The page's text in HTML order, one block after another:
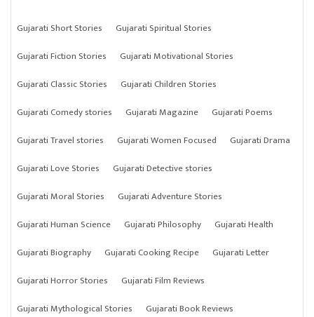
Gujarati Short Stories
Gujarati Spiritual Stories
Gujarati Fiction Stories
Gujarati Motivational Stories
Gujarati Classic Stories
Gujarati Children Stories
Gujarati Comedy stories
Gujarati Magazine
Gujarati Poems
Gujarati Travel stories
Gujarati Women Focused
Gujarati Drama
Gujarati Love Stories
Gujarati Detective stories
Gujarati Moral Stories
Gujarati Adventure Stories
Gujarati Human Science
Gujarati Philosophy
Gujarati Health
Gujarati Biography
Gujarati Cooking Recipe
Gujarati Letter
Gujarati Horror Stories
Gujarati Film Reviews
Gujarati Mythological Stories
Gujarati Book Reviews